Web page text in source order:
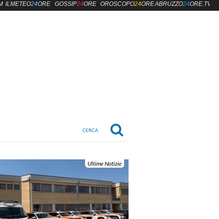
Ultime Notizie
ILMETEO24ORE GOSSIP24ORE OROSCOPO24OREABRUZZO24ORE.TV